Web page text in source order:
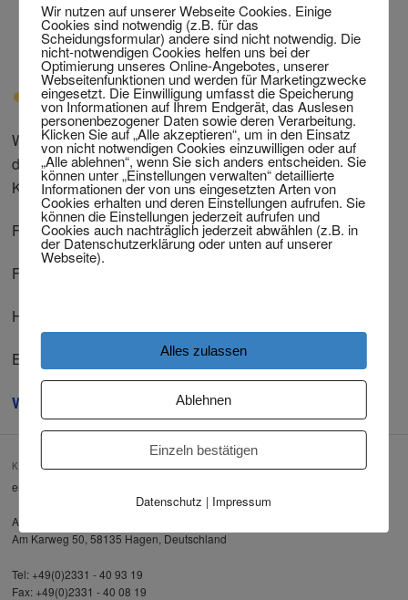
sich dort scheiden lassen
und erfahren, dass dies in Deutschland nicht
anerkannt wird?
Dann lassen Sie Ihre Situation prüfen.
Wir freuen uns darauf, Ihnen zu helfen. Füllen Sie einfach
das Scheidungsformularaus oder nehmen Sie direkt
Kontakt zu uns auf:
Festnetz aus Deutschland:02331 409319
Festnetz aus dem Ausland:
Handy:
E-Mail: info@twitting.eu
WhatsApp
KONTAKT
email: info@twitting.eu
Adresse: Anwaltskanzlei Dirk Twitting
Am Karweg 50, 58135 Hagen, Deutschland
Tel: +49(0)2331 - 40 93 19
Fax: +49(0)2331 - 40 08 19
Wir nutzen auf unserer Webseite Cookies. Einige
Cookies sind notwendig (z.B. für das
Scheidungsformular) andere sind nicht notwendig. Die
nicht-notwendigen Cookies helfen uns bei der
Optimierung unseres Online-Angebotes, unserer
Webseitenfunktionen und werden für Marketingzwecke
eingesetzt. Die Einwilligung umfasst die Speicherung
von Informationen auf Ihrem Endgerät, das Auslesen
personenbezogener Daten sowie deren Verarbeitung.
Klicken Sie auf „Alle akzeptieren“, um in den Einsatz
von nicht notwendigen Cookies einzuwilligen oder auf
„Alle ablehnen“, wenn Sie sich anders entscheiden. Sie
können unter „Einstellungen verwalten“ detaillierte
Informationen der von uns eingesetzten Arten von
Cookies erhalten und deren Einstellungen aufrufen. Sie
können die Einstellungen jederzeit aufrufen und
Cookies auch nachträglich jederzeit abwählen (z.B. in
der Datenschutzerklärung oder unten auf unserer
Webseite).
Alles zulassen
Ablehnen
Einzeln bestätigen
Datenschutz | Impressum